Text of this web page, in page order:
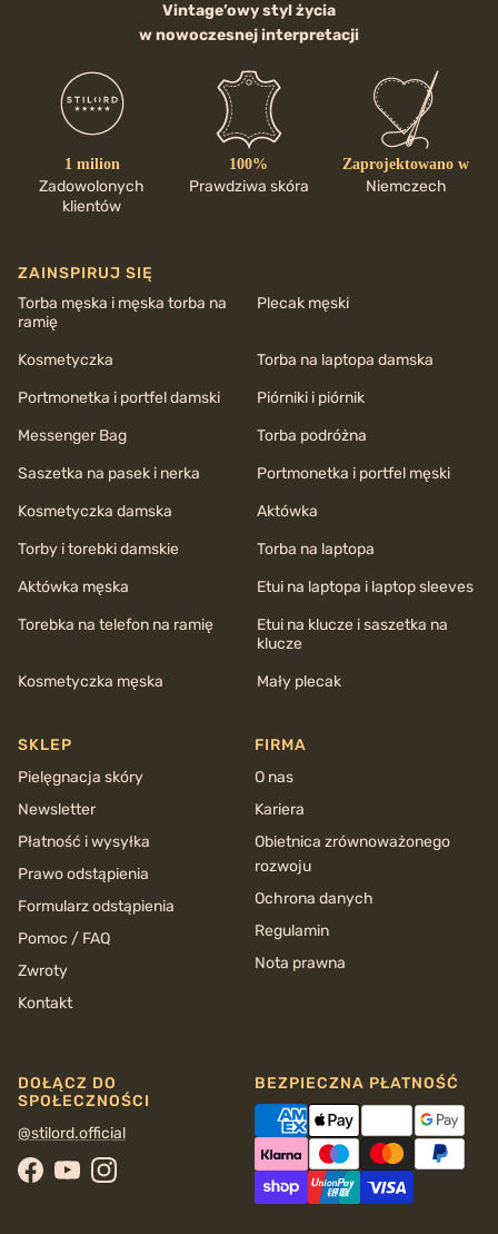
Vintage’owy styl życia
w nowoczesnej interpretacji
1 milion
Zadowolonych
klientów
100%
Prawdziwa skóra
Zaprojektowano w
Niemczech
ZAINSPIRUJ SIĘ
Torba męska i męska torba na
ramię
Plecak męski
Kosmetyczka
Torba na laptopa damska
Portmonetka i portfel damski
Piórniki i piórnik
Messenger Bag
Torba podróżna
Saszetka na pasek i nerka
Portmonetka i portfel męski
Kosmetyczka damska
Aktówka
Torby i torebki damskie
Torba na laptopa
Aktówka męska
Etui na laptopa i laptop sleeves
Torebka na telefon na ramię
Etui na klucze i saszetka na
klucze
Kosmetyczka męska
Mały plecak
SKLEP
Pielęgnacja skóry
Newsletter
Płatność i wysyłka
Prawo odstąpienia
Formularz odstąpienia
Pomoc / FAQ
Zwroty
Kontakt
FIRMA
O nas
Kariera
Obietnica zrównoważonego
rozwoju
Ochrona danych
Regulamin
Nota prawna
DOŁĄCZ DO
SPOŁECZNOŚCI
@stilord.official
Facebook
YouTubeInstagram
BEZPIECZNA PŁATNOŚĆ